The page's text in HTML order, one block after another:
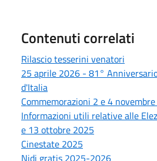
Contenuti correlati
Rilascio tesserini venatori
25 aprile 2026 - 81°
d'Italia
Commemorazioni 2 e 4
Informazioni utili relative alle
e 13 ottobre 2025
Cinestate 2025
Nidi gratis 2025-2026